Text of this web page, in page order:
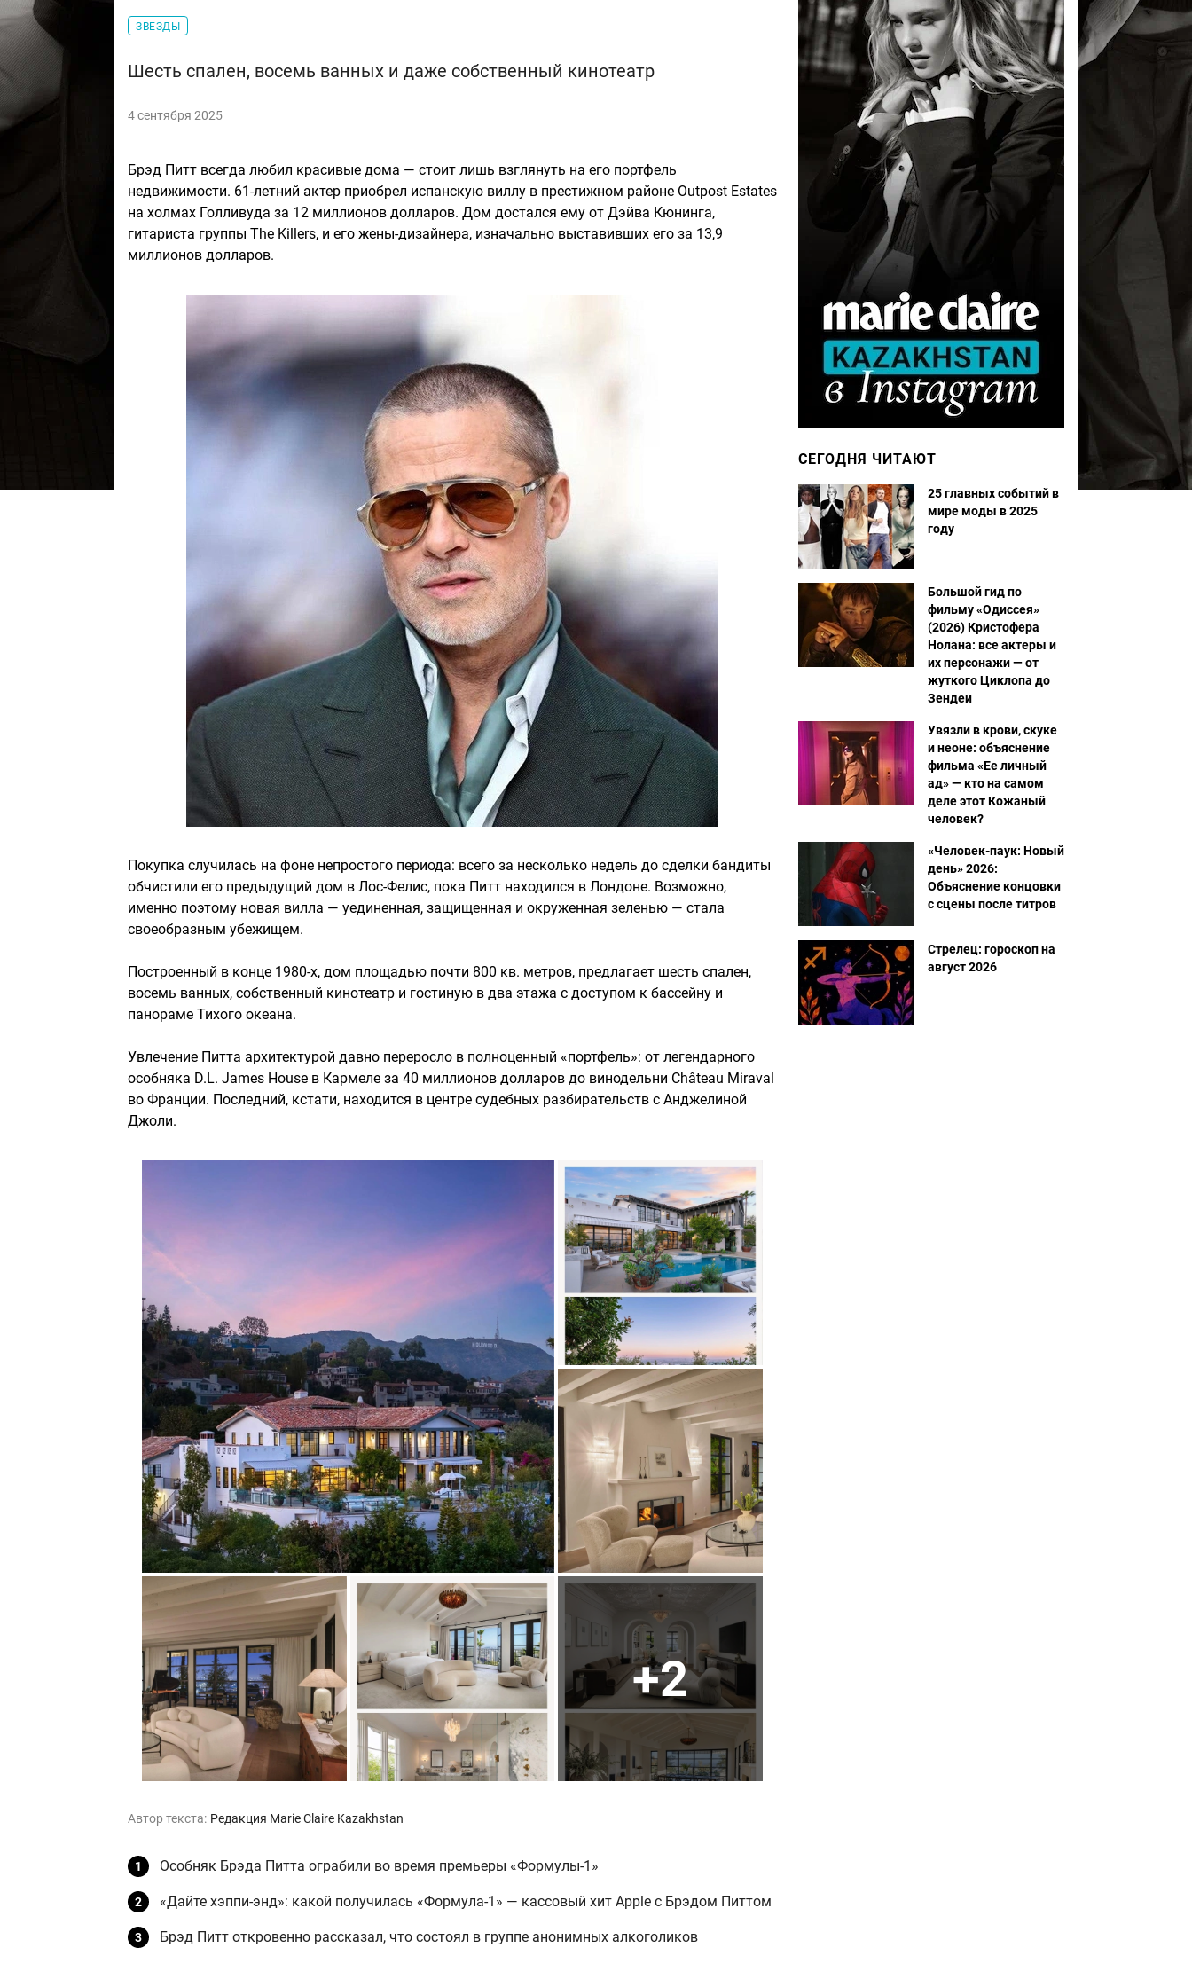
ЗВЕЗДЫ
Шесть спален, восемь ванных и даже собственный кинотеатр
4 сентября 2025
Брэд Питт всегда любил красивые дома — стоит лишь взглянуть на его портфель
недвижимости. 61-летний актер приобрел испанскую виллу в престижном районе Outpost Estates
на холмах Голливуда за 12 миллионов долларов. Дом достался ему от Дэйва Кюнинга,
гитариста группы The Killers, и его жены-дизайнера, изначально выставивших его за 13,9
миллионов долларов.
Покупка случилась на фоне непростого периода: всего за несколько недель до сделки бандиты
обчистили его предыдущий дом в Лос-Фелис, пока Питт находился в Лондоне. Возможно,
именно поэтому новая вилла — уединенная, защищенная и окруженная зеленью — стала
своеобразным убежищем.
Построенный в конце 1980-х, дом площадью почти 800 кв. метров, предлагает шесть спален,
восемь ванных, собственный кинотеатр и гостиную в два этажа с доступом к бассейну и
панораме Тихого океана.
Увлечение Питта архитектурой давно переросло в полноценный «портфель»: от легендарного
особняка D.L. James House в Кармеле за 40 миллионов долларов до винодельни Château Miraval
во Франции. Последний, кстати, находится в центре судебных разбирательств с Анджелиной
Джоли.
+2
Автор текста: Редакция Marie Claire Kazakhstan
Особняк Брэда Питта ограбили во время премьеры «Формулы-1»
«Дайте хэппи-энд»: какой получилась «Формула-1» — кассовый хит Apple с Брэдом Питтом
Брэд Питт откровенно рассказал, что состоял в группе анонимных алкоголиков
СЕГОДНЯ ЧИТАЮТ
25 главных событий в
мире моды в 2025
году
Большой гид по
фильму «Одиссея»
(2026) Кристофера
Нолана: все актеры и
их персонажи — от
жуткого Циклопа до
Зендеи
Увязли в крови, скуке
и неоне: объяснение
фильма «Ее личный
ад» — кто на самом
деле этот Кожаный
человек?
«Человек-паук: Новый
день» 2026:
Объяснение концовки
с сцены после титров
Стрелец: гороскоп на
август 2026